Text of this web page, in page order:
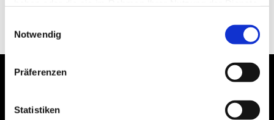
Notwendig
Präferenzen
Statistiken